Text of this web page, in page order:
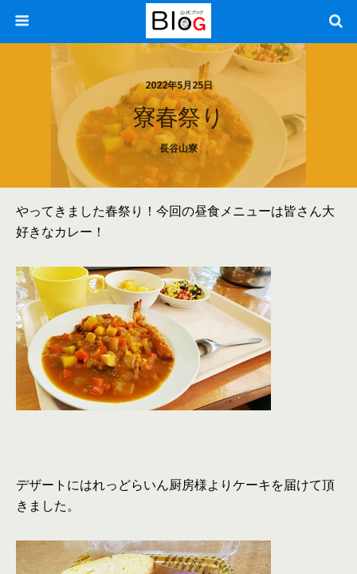
2022年5月25日
寮春祭り
長谷山寮
やってきました春祭り！今回の昼食メニューは皆さん大
好きなカレー！
デザートにはれっどらいん厨房様よりケーキを届けて頂
きました。